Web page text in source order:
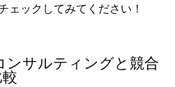
ェックしてみてください！
ンサルティングと競合